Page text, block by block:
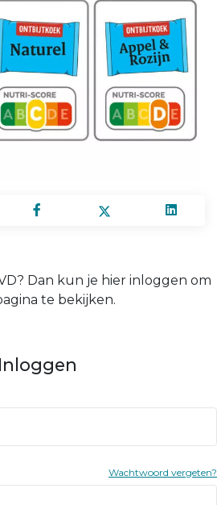
Dan kun je hier inloggen om
te bekijken.
Inloggen
Wachtwoord vergeten?